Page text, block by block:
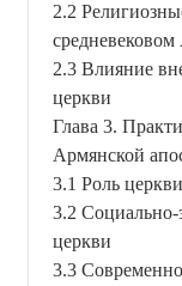
2.2
2.3 Влияние
церкви
Глава 3.
Армянской
3.1 Роль
3.2 Социально-
церкви
3.3